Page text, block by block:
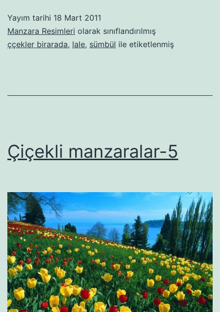
Yayım tarihi 18 Mart 2011
Manzara Resimleri olarak sınıflandırılmış
ççekler birarada, lale, sümbül ile etiketlenmiş
Çiçekli manzaralar-5